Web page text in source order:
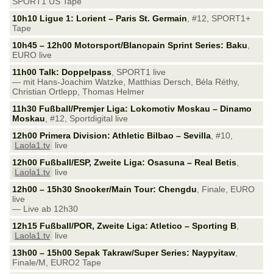
10h10 Ligue 1: Lorient – Paris St. Germain , #12, SPORT1+
Tape
10h45 – 12h00 Motorsport/Blancpain Sprint Series: Baku
EURO live
11h00 Talk: Doppelpass , SPORT1 live
— mit Hans-Joachim Watzke, Matthias Dersch, Béla Réthy,
Christian Ortlepp, Thomas Helmer
11h30 Fußball/Premjer Liga: Lokomotiv Moskau – Dinamo
Moskau , #12, Sportdigital live
12h00 Primera Division: Athletic Bilbao – Sevilla , #10,
Laola1.tv live
12h00 Fußball/ESP, Zweite Liga: Osasuna – Real Betis
Laola1.tv live
12h00 – 15h30 Snooker/Main Tour: Chengdu , Finale, EURO
live
— Live ab 12h30
12h15 Fußball/POR, Zweite Liga: Atletico – Sporting B
Laola1.tv live
13h00 – 15h00 Sepak Takraw/Super Series: Naypyitaw
Finale/M, EURO2 Tape